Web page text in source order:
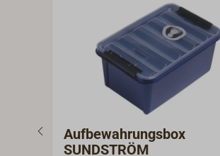
Aufbewahrungsbox
SUNDSTRÖM